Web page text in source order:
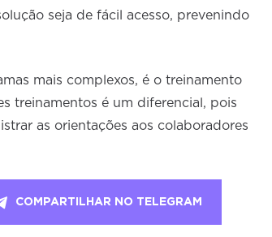
seja de fácil acesso, prevenindo
mais complexos, é o treinamento
treinamentos é um diferencial, pois
as orientações aos colaboradores
COMPARTILHAR NO TELEGRAM